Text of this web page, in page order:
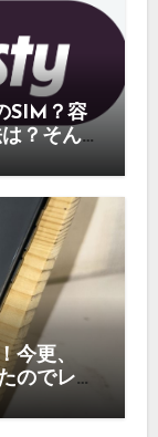
SIM？容
？そん
今更、
のでレビ
はどう